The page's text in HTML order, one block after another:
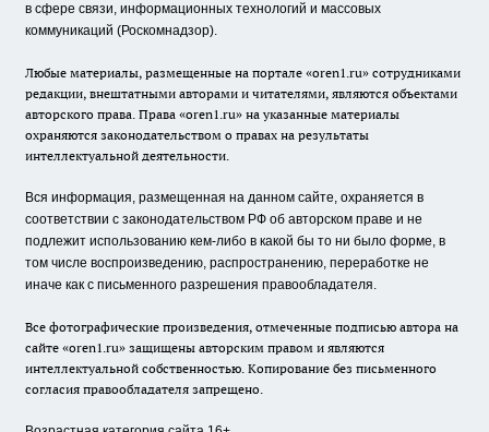
в сфере связи, информационных технологий и массовых
коммуникаций (Роскомнадзор).
Любые материалы, размещенные на портале «oren1.ru» сотрудниками
редакции, внештатными авторами и читателями, являются объектами
авторского права. Права «oren1.ru» на указанные материалы
охраняются законодательством о правах на результаты
интеллектуальной деятельности.
Вся информация, размещенная на данном сайте, охраняется в
соответствии с законодательством РФ об авторском праве и не
подлежит использованию кем-либо в какой бы то ни было форме, в
том числе воспроизведению, распространению, переработке не
иначе как с письменного разрешения правообладателя.
Все фотографические произведения, отмеченные подписью автора на
сайте «oren1.ru» защищены авторским правом и являются
интеллектуальной собственностью. Копирование без письменного
согласия правообладателя запрещено.